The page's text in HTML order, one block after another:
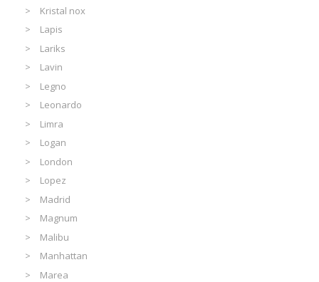
Kristal nox
Lapis
Lariks
Lavin
Legno
Leonardo
Limra
Logan
London
Lopez
Madrid
Magnum
Malibu
Manhattan
Marea